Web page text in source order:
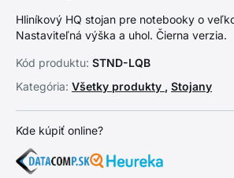
Hliníkový HQ stojan pre notebooky o
Nastaviteľná výška a uhol. Čierna verzia.
Kód produktu: STND-LQB
Kategória: Všetky produkty , Stojany
Kde kúpiť online?